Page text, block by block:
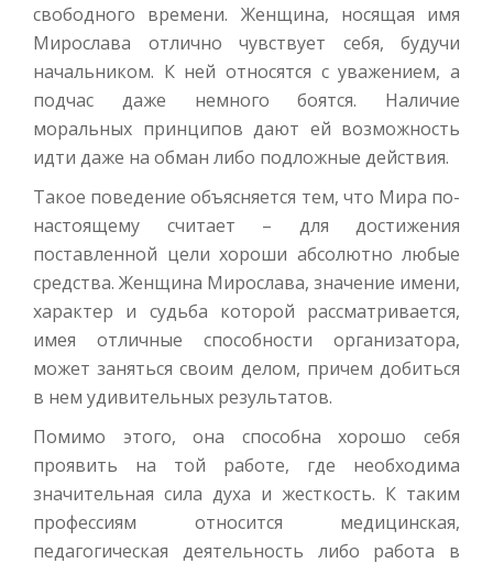
свободного времени. Женщина, носящая имя
Мирослава отлично чувствует себя, будучи
начальником. К ней относятся с уважением, а
подчас даже немного боятся. Наличие
моральных принципов дают ей возможность
идти даже на обман либо подложные действия.
Такое поведение объясняется тем, что Мира по-
настоящему считает – для достижения
поставленной цели хороши абсолютно любые
средства. Женщина Мирослава, значение имени,
характер и судьба которой рассматривается,
имея отличные способности организатора,
может заняться своим делом, причем добиться
в нем удивительных результатов.
Помимо этого, она способна хорошо себя
проявить на той работе, где необходима
значительная сила духа и жесткость. К таким
профессиям относится медицинская,
педагогическая деятельность либо работа в